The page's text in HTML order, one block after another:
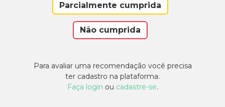
Parcialmente cumprida
Não cumprida
Para avaliar uma recomendação você precisa
ter cadastro na plataforma.
Faça login ou cadastre-se.